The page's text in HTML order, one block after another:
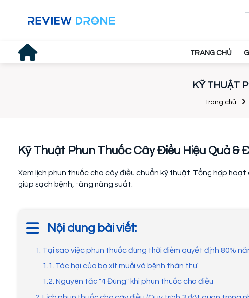
TRANG CHỦ
KỸ THUẬT
Trang chủ
Kỹ Thuật Phun Thuốc Cây Điều Hiệu Quả &
Xem lịch phun thuốc cho cây điều chuẩn kỹ thuật. Tổng hợp
giúp sạch bệnh, tăng năng suất.
Nội dung bài viết:
1. Tại sao việc phun thuốc đúng thời điểm quyết định 80%
1.1. Tác hại của bọ xít muỗi và bệnh thán thư
1.2. Nguyên tắc "4 Đúng" khi phun thuốc cho điều